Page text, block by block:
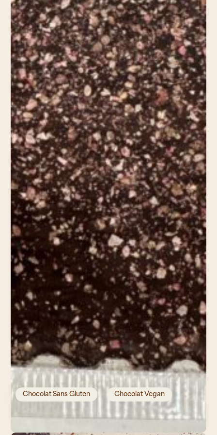
Chocolat Sans Gluten Chocolat Vegan